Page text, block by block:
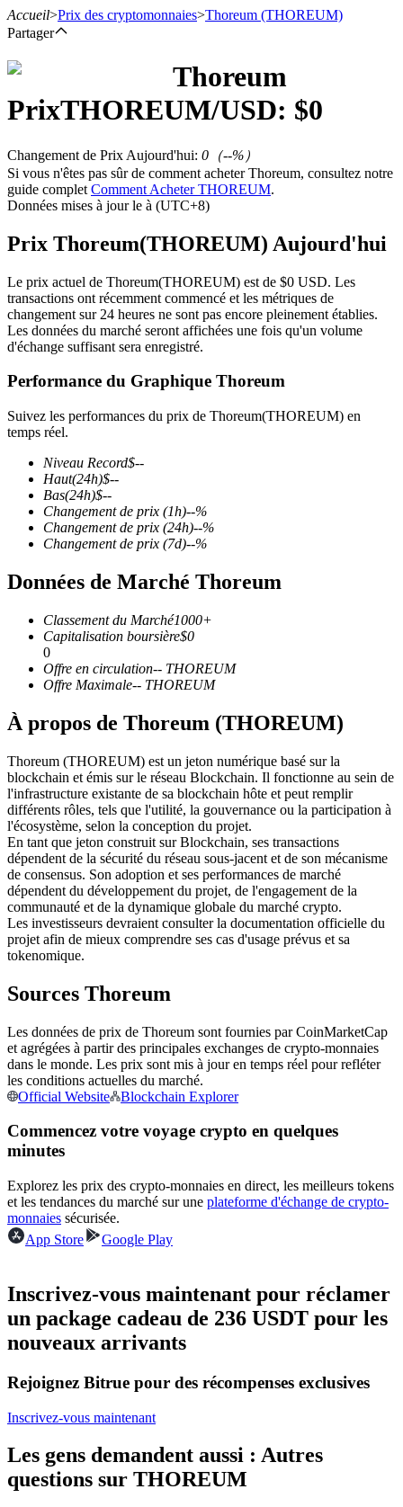
Contrats à terme
Futures USDT
Futures utilisant l'USDT comme garantie
Futures COIN-M
Contrats à terme sur crypto-monnaie
Produits dérivés sur actions, forex, métaux précieux et matières
premières
Futures USDC
Futures utilisant l'USDC comme garantie
Copie de Trading
Rejoignez les meilleurs traders
Profitez du partage des bénéfices et des commissions de copy
trading
Information
Accueil>Prix des cryptomonnaies>Thoreum (THOREUM)
Partager
Thoreum
PrixTHOREUM/USD: $0
Changement de Prix Aujourd'hui: 0 （--%）
Si vous n'êtes pas sûr de comment acheter Thoreum, consultez notre
guide complet Comment Acheter THOREUM.
Données mises à jour le à (UTC+8)
Prix Thoreum(THOREUM) Aujourd'hui
Le prix actuel de Thoreum(THOREUM) est de $0 USD. Les
transactions ont récemment commencé et les métriques de
changement sur 24 heures ne sont pas encore pleinement établies.
Les données du marché seront affichées une fois qu'un volume
d'échange suffisant sera enregistré.
Performance du Graphique Thoreum
Suivez les performances du prix de Thoreum(THOREUM) en
temps réel.
Niveau Record$--
Haut(24h)$--
Bas(24h)$--
Changement de prix (1h)--%
Changement de prix (24h)--%
Changement de prix (7d)--%
Données de Marché Thoreum
Classement du Marché1000+
Capitalisation boursière$0
0
Offre en circulation-- THOREUM
Offre Maximale-- THOREUM
À propos de Thoreum (THOREUM)
Thoreum (THOREUM) est un jeton numérique basé sur la
blockchain et émis sur le réseau Blockchain. Il fonctionne au sein de
l'infrastructure existante de sa blockchain hôte et peut remplir
différents rôles, tels que l'utilité, la gouvernance ou la participation à
l'écosystème, selon la conception du projet.
En tant que jeton construit sur Blockchain, ses transactions
dépendent de la sécurité du réseau sous-jacent et de son mécanisme
de consensus. Son adoption et ses performances de marché
dépendent du développement du projet, de l'engagement de la
communauté et de la dynamique globale du marché crypto.
Les investisseurs devraient consulter la documentation officielle du
projet afin de mieux comprendre ses cas d'usage prévus et sa
tokenomique.
Sources Thoreum
Les données de prix de Thoreum sont fournies par CoinMarketCap
et agrégées à partir des principales exchanges de crypto-monnaies
dans le monde. Les prix sont mis à jour en temps réel pour refléter
les conditions actuelles du marché.
Official Website
Blockchain Explorer
Commencez votre voyage crypto en quelques
minutes
Explorez les prix des crypto-monnaies en direct, les meilleurs tokens
et les tendances du marché sur une plateforme d'échange de crypto-
monnaies sécurisée.
App Store
Google Play
Inscrivez-vous maintenant pour réclamer
un package cadeau de 236 USDT pour les
nouveaux arrivants
Rejoignez Bitrue pour des récompenses exclusives
Inscrivez-vous maintenant
Les gens demandent aussi : Autres
questions sur THOREUM